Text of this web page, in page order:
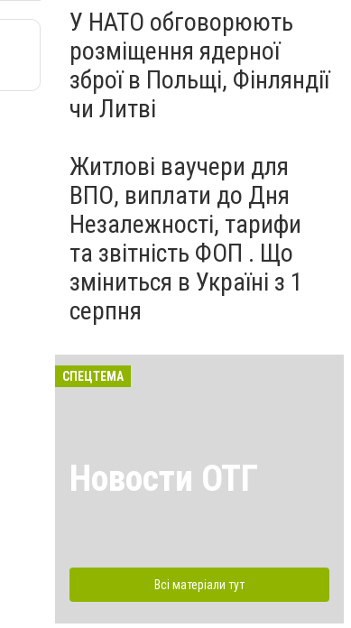
У НАТО обговорюють
розміщення ядерної
зброї в Польщі, Фінляндії
чи Литві
Житлові ваучери для
ВПО, виплати до Дня
Незалежності, тарифи
та звітність ФОП . Що
зміниться в Україні з 1
серпня
СПЕЦТЕМА
Новости ОТГ
Всі матеріали тут